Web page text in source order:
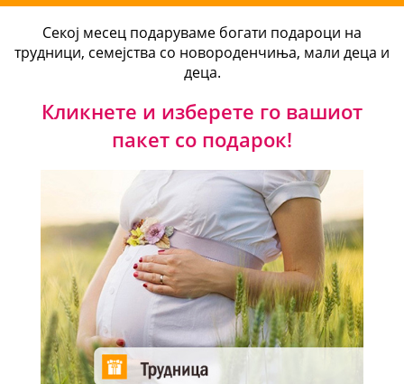
Секој месец подаруваме богати подароци на
трудници, семејства со новороденчиња, мали деца и
деца.
Кликнете и изберете го вашиот
пакет со подарок!